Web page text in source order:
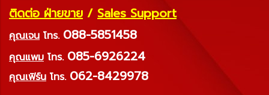
ติดต่อ ฝ่ายขาย / Sales Support
คุณเจน โทร. 088-5851458
คุณแพม โทร. 085-6926224
คุณเฟิร์น โทร. 062-8429978